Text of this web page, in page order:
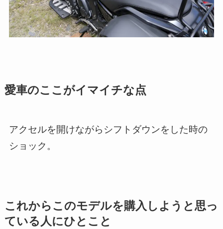
愛車のここがイマイチな点
アクセルを開けながらシフトダウンをした時の
ショック。
これからこのモデルを購入しようと思っ
ている人にひとこと